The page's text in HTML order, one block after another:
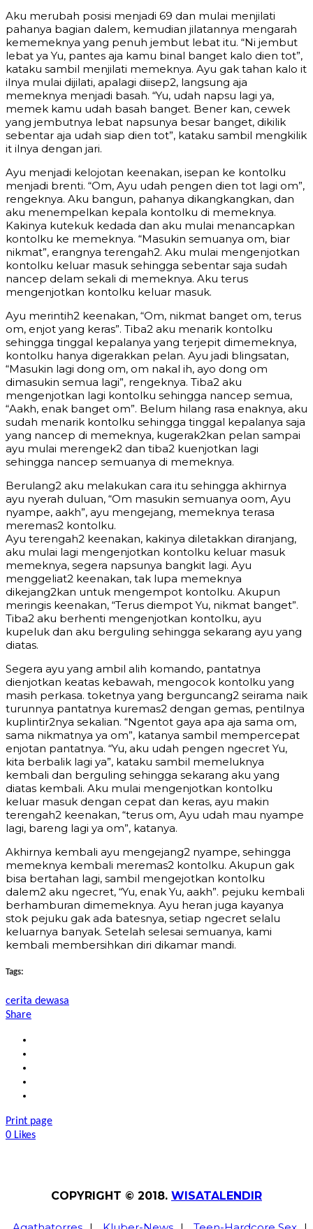
Aku merubah posisi menjadi 69 dan mulai menjilati
pahanya bagian dalem, kemudian jilatannya mengarah
kememeknya yang penuh jembut lebat itu. “Ni jembut
lebat ya Yu, pantes aja kamu binal banget kalo dien tot”,
kataku sambil menjilati memeknya. Ayu gak tahan kalo it
ilnya mulai dijilati, apalagi diisep2, langsung aja
memeknya menjadi basah. “Yu, udah napsu lagi ya,
memek kamu udah basah banget. Bener kan, cewek
yang jembutnya lebat napsunya besar banget, dikilik
sebentar aja udah siap dien tot”, kataku sambil mengkilik
it ilnya dengan jari.
Ayu menjadi kelojotan keenakan, isepan ke kontolku
menjadi brenti. “Om, Ayu udah pengen dien tot lagi om”,
rengeknya. Aku bangun, pahanya dikangkangkan, dan
aku menempelkan kepala kontolku di memeknya.
Kakinya kutekuk kedada dan aku mulai menancapkan
kontolku ke memeknya. “Masukin semuanya om, biar
nikmat”, erangnya terengah2. Aku mulai mengenjotkan
kontolku keluar masuk sehingga sebentar saja sudah
nancep delam sekali di memeknya. Aku terus
mengenjotkan kontolku keluar masuk.
Ayu merintih2 keenakan, “Om, nikmat banget om, terus
om, enjot yang keras”. Tiba2 aku menarik kontolku
sehingga tinggal kepalanya yang terjepit dimemeknya,
kontolku hanya digerakkan pelan. Ayu jadi blingsatan,
“Masukin lagi dong om, om nakal ih, ayo dong om
dimasukin semua lagi”, rengeknya. Tiba2 aku
mengenjotkan lagi kontolku sehingga nancep semua,
“Aakh, enak banget om”. Belum hilang rasa enaknya, aku
sudah menarik kontolku sehingga tinggal kepalanya saja
yang nancep di memeknya, kugerak2kan pelan sampai
ayu mulai merengek2 dan tiba2 kuenjotkan lagi
sehingga nancep semuanya di memeknya.
Berulang2 aku melakukan cara itu sehingga akhirnya
ayu nyerah duluan, “Om masukin semuanya oom, Ayu
nyampe, aakh”, ayu mengejang, memeknya terasa
meremas2 kontolku.
Ayu terengah2 keenakan, kakinya diletakkan diranjang,
aku mulai lagi mengenjotkan kontolku keluar masuk
memeknya, segera napsunya bangkit lagi. Ayu
menggeliat2 keenakan, tak lupa memeknya
dikejang2kan untuk mengempot kontolku. Akupun
meringis keenakan, “Terus diempot Yu, nikmat banget”.
Tiba2 aku berhenti mengenjotkan kontolku, ayu
kupeluk dan aku berguling sehingga sekarang ayu yang
diatas.
Segera ayu yang ambil alih komando, pantatnya
dienjotkan keatas kebawah, mengocok kontolku yang
masih perkasa. toketnya yang berguncang2 seirama naik
turunnya pantatnya kuremas2 dengan gemas, pentilnya
kuplintir2nya sekalian. “Ngentot gaya apa aja sama om,
sama nikmatnya ya om”, katanya sambil mempercepat
enjotan pantatnya. “Yu, aku udah pengen ngecret Yu,
kita berbalik lagi ya”, kataku sambil memeluknya
kembali dan berguling sehingga sekarang aku yang
diatas kembali. Aku mulai mengenjotkan kontolku
keluar masuk dengan cepat dan keras, ayu makin
terengah2 keenakan, “terus om, Ayu udah mau nyampe
lagi, bareng lagi ya om”, katanya.
Akhirnya kembali ayu mengejang2 nyampe, sehingga
memeknya kembali meremas2 kontolku. Akupun gak
bisa bertahan lagi, sambil mengejotkan kontolku
dalem2 aku ngecret, “Yu, enak Yu, aakh”. pejuku kembali
berhamburan dimemeknya. Ayu heran juga kayanya
stok pejuku gak ada batesnya, setiap ngecret selalu
keluarnya banyak. Setelah selesai semuanya, kami
kembali membersihkan diri dikamar mandi.
Tags:
cerita dewasa
Share
Print page
0 Likes
COPYRIGHT © 2018. WISATALENDIR